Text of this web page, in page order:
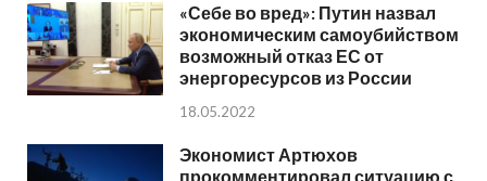
«Себе во вред»: Путин назвал
экономическим самоубийством
возможный отказ ЕС от
энергоресурсов из России
18.05.2022
Экономист Артюхов
прокомментировал ситуацию с